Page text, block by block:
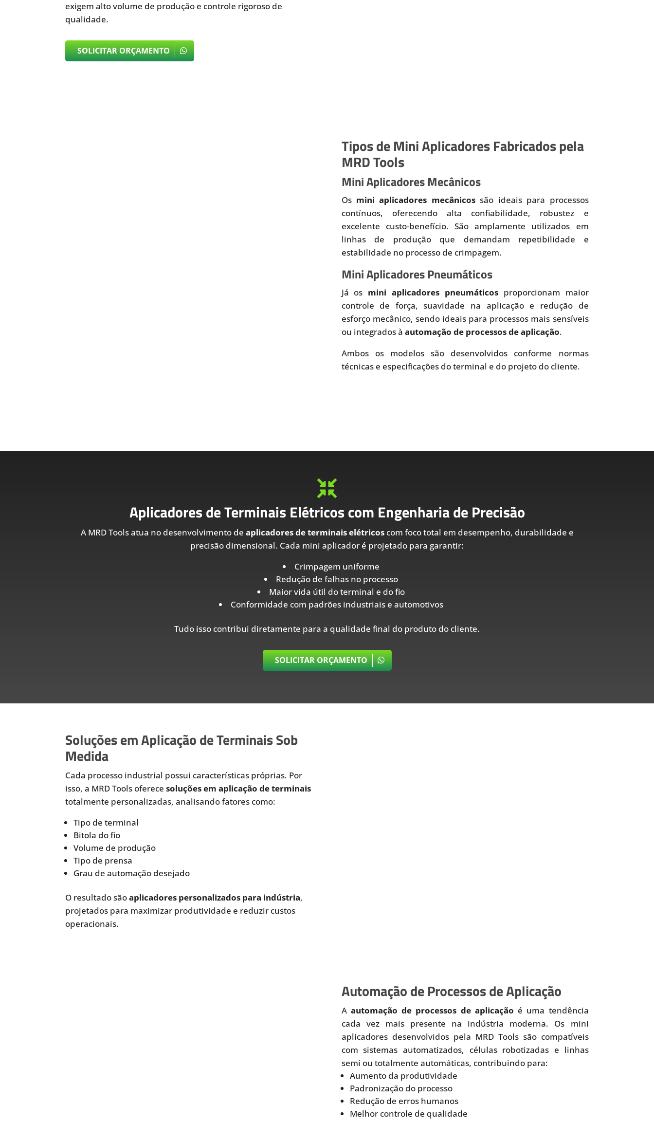
exigem alto volume de produção e controle rigoroso de
qualidade.
SOLICITAR ORÇAMENTO
Tipos de Mini Aplicadores Fabricados pela
MRD Tools
Mini Aplicadores Mecânicos
Os mini aplicadores mecânicossão ideais para processos
contínuos, oferecendo alta confiabilidade, robustez e
excelente custo-benefício. São amplamente utilizados em
linhas de produção que demandam repetibilidade e
estabilidade no processo de crimpagem.
Mini Aplicadores Pneumáticos
Já os mini aplicadores pneumáticosproporcionam maior
controle de força, suavidade na aplicação e redução de
esforço mecânico, sendo ideais para processos mais sensíveis
ou integrados à automação de processos de aplicação.
Ambos os modelos são desenvolvidos conforme normas
técnicas e especificações do terminal e do projeto do cliente.

Aplicadores de Terminais Elétricos com Engenharia de Precisão
A MRD Tools atua no desenvolvimento de aplicadores de terminais elétricoscom foco total em desempenho, durabilidade e
precisão dimensional. Cada mini aplicador é projetado para garantir:
Crimpagem uniforme
Redução de falhas no processo
Maior vida útil do terminal e do fio
Conformidade com padrões industriais e automotivos
Tudo isso contribui diretamente para a qualidade final do produto do cliente.
SOLICITAR ORÇAMENTO
Soluções em Aplicação de Terminais Sob
Medida
Cada processo industrial possui características próprias. Por
isso, a MRD Tools oferecesoluções em aplicação de terminais
totalmente personalizadas, analisando fatores como:
Tipo de terminal
Bitola do fio
Volume de produção
Tipo de prensa
Grau de automação desejado
O resultado sãoaplicadores personalizados para indústria,
projetados para maximizar produtividade e reduzir custos
operacionais.
Automação de Processos de Aplicação
A automação de processos de aplicação é uma tendência
cada vez mais presente na indústria moderna. Os mini
aplicadores desenvolvidos pela MRD Tools são compatíveis
com sistemas automatizados, células robotizadas e linhas
semi ou totalmente automáticas, contribuindo para:
Aumento da produtividade
Padronização do processo
Redução de erros humanos
Melhor controle de qualidade